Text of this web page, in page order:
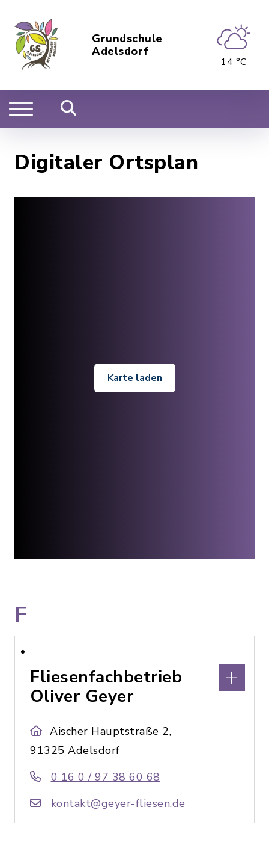
Grundschule
Adelsdorf
14 °C
Digitaler Ortsplan
Karte laden
F
Fliesenfachbetrieb
Oliver Geyer
Aischer Hauptstraße 2,
91325 Adelsdorf
0 16 0 / 97 38 60 68
kontakt@geyer-fliesen.de